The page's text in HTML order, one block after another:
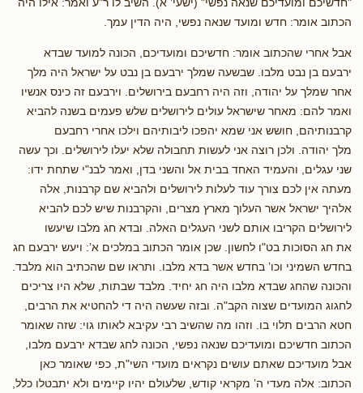
הכתוב אומר: חדש ומועד שנאה נפשי, היה הדין עמך.
אבל אחרי שהכתוב אומר: חדשיכם ומועדיכם, הכונה למועד שבדא
ירבעם בן נבט מלבו. שבשעה שמלך ירבעם בן נבט על ישראל היה מלך
אחר שמלך על יהודה, וזה היה רחבעם בירושלים. וירבעם זה כינס אנשיו
ואמר להם: מאחר שישראל עולים לירושלים שלש פעמים בשנה להביא
קרבנותיהם, חושש אני שמא יהפכו ליבותיהם וילכו אחרי רחבעם
מלך יהודה. ולכן רוצה אני לעשות תחבולה שלא יעלו לירושלים. וכך עשה
שני עגלים, והעמיד האחד בבית אל והשני בדן, ואמר לבנ"י שתחת ידו:
מעתה אין לכם צורך עוד לעלות לירושלים ולהביא שם קרבנות, אלה
אלהיך ישראל אשר העלוך מארץ מצרים, והקרבנות שיש לכם להביא
לירושלים הקריבו אותם לשני העגלים האלה. ובדא חג מלבו שיעשו
את חג הסוכות בט"ו לחשון. שכן אומר הכתוב במלכים א’: ויעש ירבעם חג
בחדש השמיני וכו’ בחדש אשר בדא מלבו. ותראו שם שהכתיב הוא מלבד.
והכונה שהחג שבדא מלבו היה חג יחיד. מלבד שבתות, שלא היו צריכים
לחגוג המועדים שצוה הקב"ה. ובזה שעשה היה די להחטיא את הרבים,
חטא הרבים תלוי בו. וזהו מה שהשיב רבי עקיבא לאותו גוי: שזה שאומר
הכתוב חדשיכם ומועדיכם שנאה נפשי, הכונה לחג שבדא ירבעם מלבו,
אבל מועדיכם שאתם עושים נקראים מועדי השי"ת, כפי שאומר כאן
הכתוב: אלה מעדי ה’ מקראי קודש, שלעולם יהיו קיימים ולא יתבטלו כלל,